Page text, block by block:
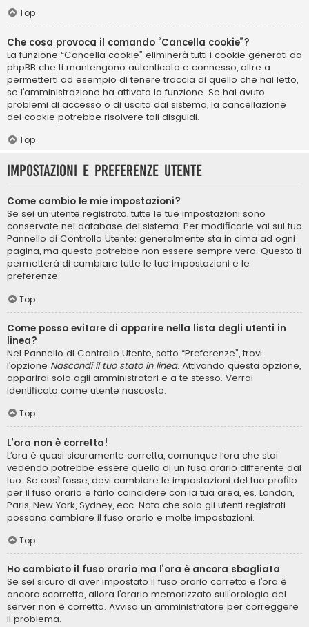
Top
Che cosa provoca il comando “Cancella cookie”?
La funzione “Cancella cookie” eliminerà tutti i cookie generati da
phpBB che ti mantengono autenticato e connesso, oltre a
permetterti ad esempio di tenere traccia di quello che hai letto,
se l’amministrazione ha attivato la funzione. Se hai avuto
problemi di accesso o di uscita dal sistema, la cancellazione
dei cookie potrebbe risolvere tali disguidi.
Top
Impostazioni e preferenze utente
Come cambio le mie impostazioni?
Se sei un utente registrato, tutte le tue impostazioni sono
conservate nel database del sistema. Per modificarle vai sul tuo
Pannello di Controllo Utente; generalmente sta in cima ad ogni
pagina, ma questo potrebbe non essere sempre vero. Questo ti
permetterà di cambiare tutte le tue impostazioni e le
preferenze.
Top
Come posso evitare di apparire nella lista degli utenti in
linea?
Nel Pannello di Controllo Utente, sotto “Preferenze”, trovi
l’opzione Nascondi il tuo stato in linea. Attivando questa opzione,
apparirai solo agli amministratori e a te stesso. Verrai
identificato come utente nascosto.
Top
L’ora non è corretta!
L’ora è quasi sicuramente corretta, comunque l’ora che stai
vedendo potrebbe essere quella di un fuso orario differente dal
tuo. Se così fosse, devi cambiare le impostazioni del tuo profilo
per il fuso orario e farlo coincidere con la tua area, es. London,
Paris, New York, Sydney, ecc. Nota che solo gli utenti registrati
possono cambiare il fuso orario e molte impostazioni.
Top
Ho cambiato il fuso orario ma l’ora è ancora sbagliata
Se sei sicuro di aver impostato il fuso orario corretto e l’ora è
ancora scorretta, allora l’orario memorizzato sull’orologio del
server non è corretto. Avvisa un amministratore per correggere
il problema.